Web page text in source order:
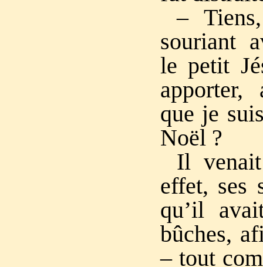
–
souriant
le petit
que je
Noël ?
Il venait
effet, ses
qu’il
bûches,
– tout